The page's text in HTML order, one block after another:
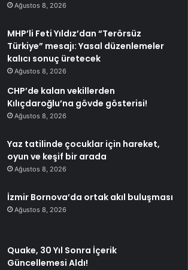
Ağustos 8, 2026
MHP’li Feti Yıldız’dan “Terörsüz
Türkiye” mesajı: Yasal düzenlemeler
kalıcı sonuç üretecek
Ağustos 8, 2026
CHP’de kalan vekillerden
Kılıçdaroğlu’na gövde gösterisi!
Ağustos 8, 2026
Yaz tatilinde çocuklar için hareket,
oyun ve keşif bir arada
Ağustos 8, 2026
İzmir Bornova’da ortak akıl buluşması
Ağustos 8, 2026
Quake, 30 Yıl Sonra İçerik
Güncellemesi Aldı!